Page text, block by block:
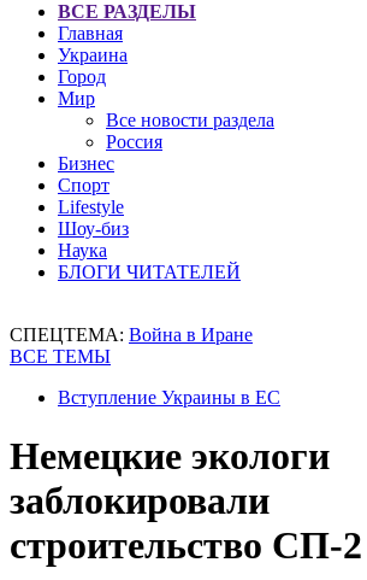
ВСЕ РАЗДЕЛЫ
Главная
Украина
Город
Мир
Все новости раздела
Россия
Бизнес
Спорт
Lifestyle
Шоу-биз
Наука
БЛОГИ ЧИТАТЕЛЕЙ
СПЕЦТЕМА: Война в Иране
ВСЕ ТЕМЫ
Вступление Украины в ЕС
Немецкие экологи
заблокировали
строительство СП-2